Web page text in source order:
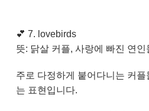
💕 7. lovebirds
뜻: 닭살 커플, 사랑에 빠진 연인
주로 다정하게 붙어다니는 커
는 표현입니다.